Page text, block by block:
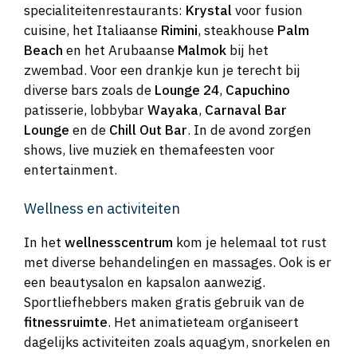
specialiteitenrestaurants: Krystalvoor fusion
cuisine, het Italiaanse Rimini, steakhouse Palm
Beach en het Arubaanse Malmok bij het
zwembad. Voor een drankje kun je terecht bij
diverse bars zoals de Lounge 24, Capuchino
patisserie, lobbybarWayaka, Carnaval Bar
Lounge en de Chill Out Bar. In de avond zorgen
shows, live muziek en themafeesten voor
entertainment.
Wellness en activiteiten
In het wellnesscentrum kom je helemaal tot rust
met diverse behandelingen en massages. Ook is er
een beautysalon en kapsalon aanwezig.
Sportliefhebbers maken gratis gebruik van de
fitnessruimte. Het animatieteam organiseert
dagelijks activiteiten zoals aquagym, snorkelen en